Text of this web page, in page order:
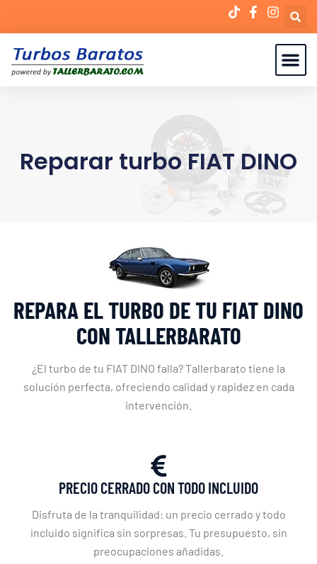
Reparar turbo FIAT DINO
REPARA EL TURBO DE TU FIAT DINO
CON TALLERBARATO
¿El turbo de tu FIAT DINO falla? Tallerbarato tiene la
solución perfecta, ofreciendo calidad y rapidez en cada
intervención.
PRECIO CERRADO CON TODO INCLUIDO
Disfruta de la tranquilidad: un precio cerrado y todo
incluido significa sin sorpresas. Tu presupuesto, sin
preocupaciones añadidas.